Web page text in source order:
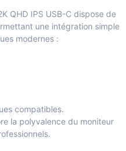
QHD IPS USB-C dispose de
une intégration simple
modernes :
compatibles.
la polyvalence du moniteur